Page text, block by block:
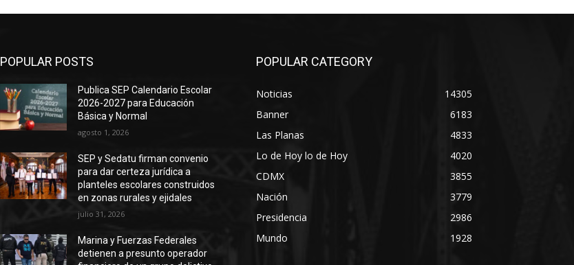
POPULAR POSTS
Publica SEP Calendario Escolar
2026-2027 para Educación
Básica y Normal
agosto 1, 2026
SEP y Sedatu firman convenio
para dar certeza jurídica a
planteles escolares construidos
en zonas rurales y ejidales
julio 31, 2026
Marina y Fuerzas Federales
detienen a presunto operador
POPULAR CATEGORY
Noticias
14305
Banner
6183
Las Planas
4833
Lo de Hoy lo de Hoy
4020
CDMX
3855
Nación
3779
Presidencia
2986
Mundo
1928